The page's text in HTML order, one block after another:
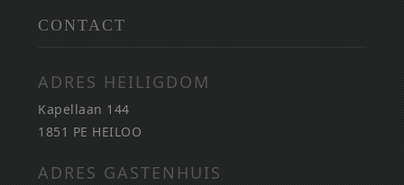
CONTACT
ADRES HEILIGDOM
Kapellaan 144
1851 PE HEILOO
ADRES GASTENHUIS